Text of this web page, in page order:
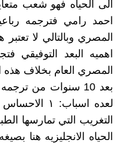
الى الحياه فهو شعب
احمد رامي فترجمه
المصري وبالتالي لا
اهميه البعد التوفيقي
بعد 10 سنوات من
لعده
التغريب التي تمارسها
الحياه الانجليزيه هنا